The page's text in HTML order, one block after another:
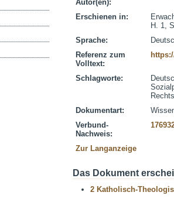
Autor(en):
Erschienen in:
H. 1,
Sprache:
Referenz zum
Volltext:
Schlagworte:
Dokumentart:
Verbund-
Nachweis:
Zur Langanzeige
Das Dokument
2 Katholisch-